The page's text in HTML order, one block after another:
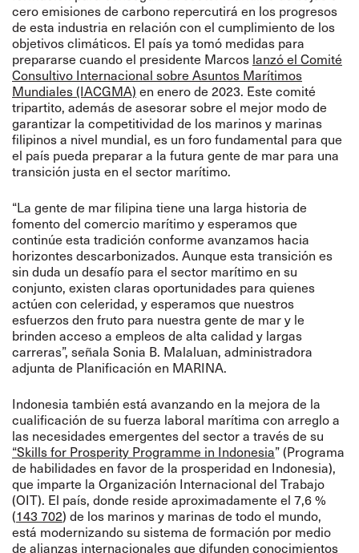
cero emisiones de carbono repercutirá en los progresos
de esta industria en relación con el cumplimiento de los
objetivos climáticos. El país ya tomó medidas para
prepararse cuando el presidente Marcos lanzó el Comité
Consultivo Internacional sobre Asuntos Marítimos
Mundiales (IACGMA) en enero de 2023. Este comité
tripartito, además de asesorar sobre el mejor modo de
garantizar la competitividad de los marinos y marinas
filipinos a nivel mundial, es un foro fundamental para que
el país pueda preparar a la futura gente de mar para una
transición justa en el sector marítimo.
“La gente de mar filipina tiene una larga historia de
fomento del comercio marítimo y esperamos que
continúe esta tradición conforme avanzamos hacia
horizontes descarbonizados. Aunque esta transición es
sin duda un desafío para el sector marítimo en su
conjunto, existen claras oportunidades para quienes
actúen con celeridad, y esperamos que nuestros
esfuerzos den fruto para nuestra gente de mar y le
brinden acceso a empleos de alta calidad y largas
carreras”, señala Sonia B. Malaluan, administradora
adjunta de Planificación en MARINA.
Indonesia también está avanzando en la mejora de la
cualificación de su fuerza laboral marítima con arreglo a
las necesidades emergentes del sector a través de su
“Skills for Prosperity Programme in Indonesia”(Programa
de habilidades en favor de la prosperidad en Indonesia),
que imparte la Organización Internacional del Trabajo
(OIT). El país, donde reside aproximadamente el 7,6 %
(143 702) de los marinos y marinas de todo el mundo,
está modernizando su sistema de formación por medio
de alianzas internacionales que difunden conocimientos